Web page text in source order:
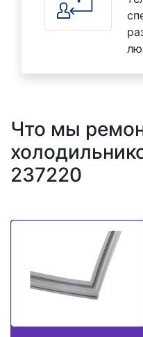
Что мы
237220